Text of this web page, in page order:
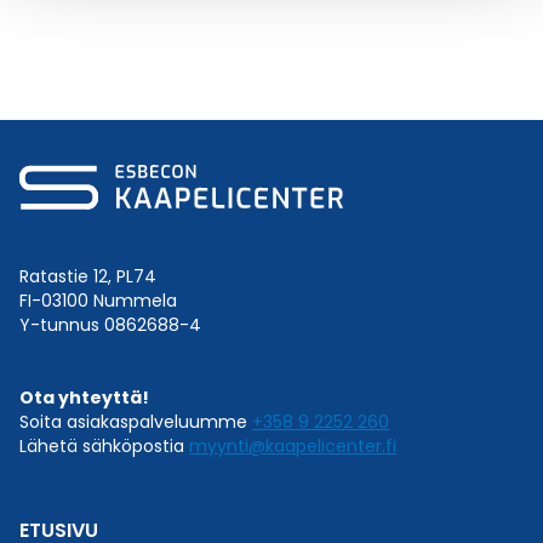
Ratastie 12, PL74
FI-03100 Nummela
Y-tunnus 0862688-4
Ota yhteyttä!
Soita asiakaspalveluumme +358 9 2252 260
Lähetä sähköpostia myynti@kaapelicenter.fi
ETUSIVU